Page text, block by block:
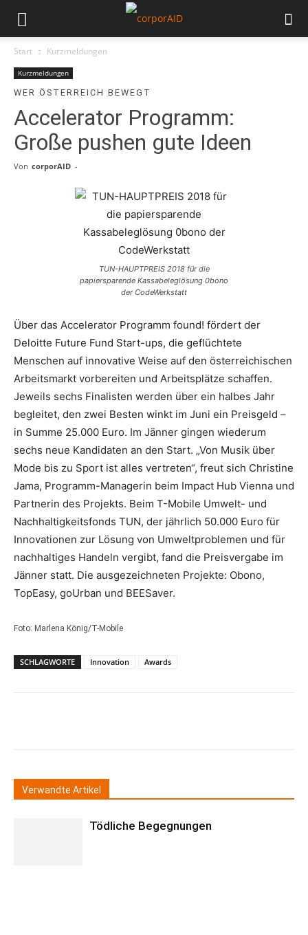
Start Kurzmeldungen
Kurzmeldungen
WER ÖSTERREICH BEWEGT
Accelerator Programm:
Große pushen gute Ideen
Von corporAID -
TUN-HAUPTPREIS 2018 für die
papiersparende Kassabeleglösung 0bono
der CodeWerkstatt
Über das Accelerator Programm found! fördert der
Deloitte Future Fund Start-ups, die geflüchtete
Menschen auf innovative Weise auf den österreichischen
Arbeitsmarkt vorbereiten und Arbeitsplätze schaffen.
Jeweils sechs Finalisten werden über ein halbes Jahr
begleitet, den zwei Besten winkt im Juni ein Preisgeld –
in Summe 25.000 Euro. Im Jänner gingen wiederum
sechs neue Kandidaten an den Start. „Von Musik über
Mode bis zu Sport ist alles vertreten“, freut sich Christine
Jama, Programm-Managerin beim Impact Hub Vienna und
Partnerin des Projekts. Beim T-Mobile Umwelt- und
Nachhaltigkeitsfonds TUN, der jährlich 50.000 Euro für
Innovationen zur Lösung von Umweltproblemen und für
nachhaltiges Handeln vergibt, fand die Preisvergabe im
Jänner statt. Die ausgezeichneten Projekte: Obono,
TopEasy, goUrban und BEESaver.
Foto: Marlena König/T-Mobile
SCHLAGWORTE Innovation Awards
Verwandte Artikel
Tödliche Begegnungen